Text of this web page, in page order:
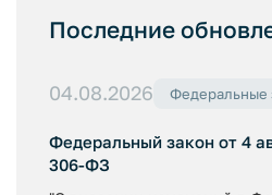
Последние
04.08.2026 Федеральные
Федеральный закон от 4
306-ФЗ